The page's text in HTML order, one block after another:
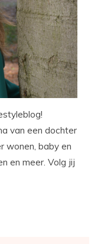
van een dochter
wonen, baby en
en meer. Volg jij